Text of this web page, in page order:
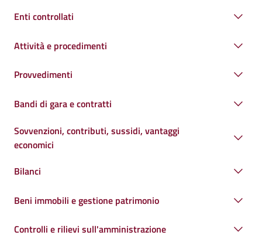
Enti controllati
Attività e procedimenti
Provvedimenti
Bandi di gara e contratti
Sovvenzioni, contributi, sussidi, vantaggi
economici
Bilanci
Beni immobili e gestione patrimonio
Controlli e rilievi sull'amministrazione